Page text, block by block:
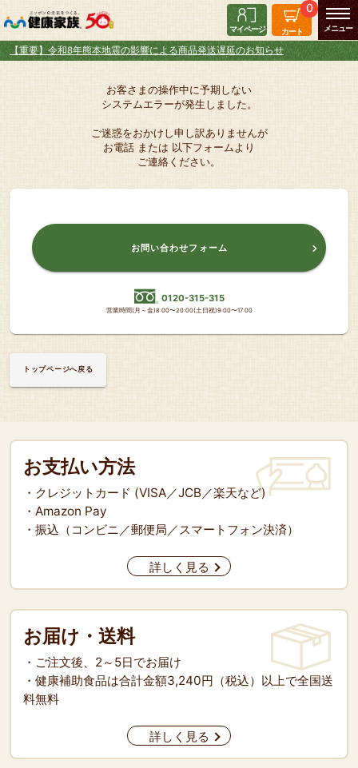
マイページ カート
0
【重要】令和8年熊本地震の影響による商品発送遅延のお知らせ
お客さまの操作中に予期しない
システムエラーが発生しました。
ご迷惑をおかけし申し訳ありませんが
お電話 または 以下フォームより
ご連絡ください。
お問い合わせフォーム
0120-315-315
営業時間(月～金)8:00〜20:00(土日祝)9:00〜17:00
トップページへ戻る
お支払い方法
・クレジットカード (VISA／JCB／楽天など)
・Amazon Pay
・振込（コンビニ／郵便局／スマートフォン決済）
詳しく見る
お届け・送料
・ご注文後、2～5日でお届け
・健康補助食品は合計金額3,240円（税込）以上で全国送
料無料
詳しく見る